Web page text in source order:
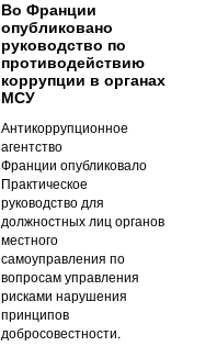
Во Франции
опубликовано
руководство по
противодействию
коррупции в органах
МСУ
Антикоррупционное
агентство
Франции опубликовало
Практическое
руководство для
должностных лиц органов
местного
самоуправления по
вопросам управления
рисками нарушения
принципов
добросовестности.